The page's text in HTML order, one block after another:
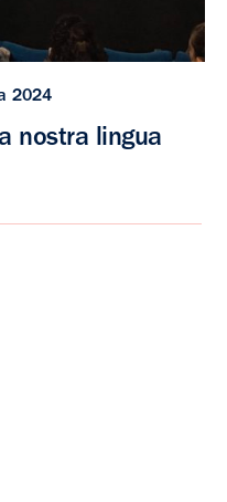
2024
nostra lingua